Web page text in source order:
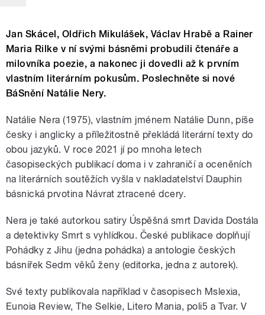
Jan Skácel, Oldřich Mikulášek, Václav Hrabě a Rainer
Maria Rilke v ní svými básněmi probudili čtenáře a
milovníka poezie, a nakonec ji dovedli až k prvním
vlastním literárním pokusům. Poslechněte si nové
BáSnění Natálie Nery.
Natálie Nera (1975), vlastním jménem Natálie Dunn, píše
česky i anglicky a příležitostně překládá literární texty do
obou jazyků. V roce 2021 jí po mnoha letech
časopiseckých publikací doma i v zahraničí a oceněních
na literárních soutěžích vyšla v nakladatelství Dauphin
básnická prvotina Návrat ztracené dcery.
Nera je také autorkou satiry Úspěšná smrt Davida Dostála
a detektivky Smrt s vyhlídkou. České publikace doplňují
Pohádky z Jihu (jedna pohádka) a antologie českých
básnířek Sedm věků ženy (editorka, jedna z autorek).
Své texty publikovala například v časopisech Mslexia,
Eunoia Review, The Selkie, Litero Mania, poli5 a Tvar. V